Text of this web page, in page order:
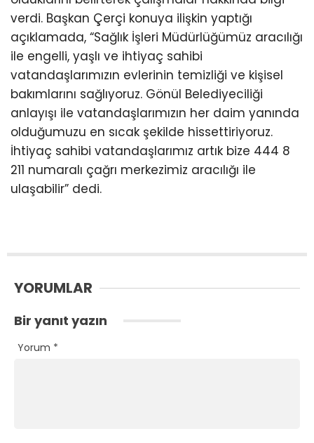
verdi. Başkan Çerçi konuya ilişkin yaptığı
açıklamada, “Sağlık İşleri Müdürlüğümüz aracılığı
ile engelli, yaşlı ve ihtiyaç sahibi
vatandaşlarımızın evlerinin temizliği ve kişisel
bakımlarını sağlıyoruz. Gönül Belediyeciliği
anlayışı ile vatandaşlarımızın her daim yanında
olduğumuzu en sıcak şekilde hissettiriyoruz.
İhtiyaç sahibi vatandaşlarımız artık bize 444 8
211 numaralı çağrı merkezimiz aracılığı ile
ulaşabilir” dedi.
YORUMLAR
Bir yanıt yazın
Yorum *